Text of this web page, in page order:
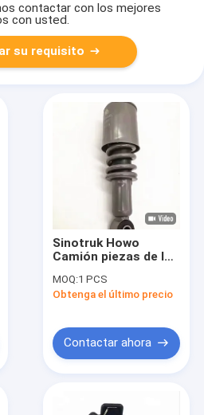
contactar con los mejores
con usted.
su requisito
Sinotruk Howo
Camión piezas de la
de choques
WG1642430282
WG1642430282
WG1664430103
MOQ:1 PCS
Obtenga el último precio
Contactar ahora